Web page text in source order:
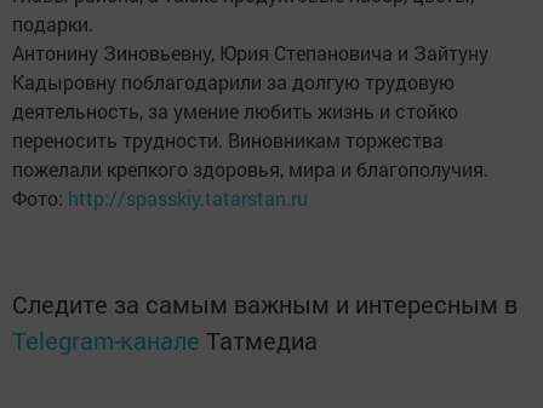
подарки.
Антонину Зиновьевну, Юрия Степановича и Зайтуну
Кадыровну поблагодарили за долгую трудовую
деятельность, за умение любить жизнь и стойко
переносить трудности. Виновникам торжества
пожелали крепкого здоровья, мира и благополучия.
Фото: http://spasskiy.tatarstan.ru
Следите за самым важным и интересным в
Telegram-канале Татмедиа